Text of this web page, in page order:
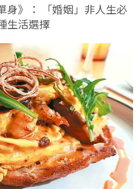
身》： 「婚姻」非人生必
生活選擇